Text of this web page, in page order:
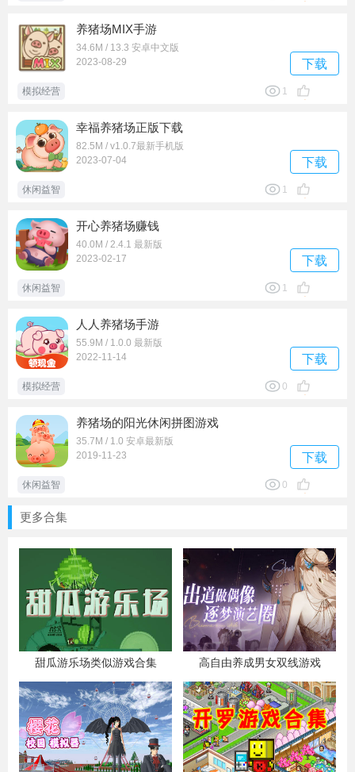
养猪场MIX手游
34.6M / 13.3 安卓中文版
2023-08-29
下载
模拟经营 1
幸福养猪场正版下载
82.5M / v1.0.7最新手机版
2023-07-04
下载
休闲益智 1
开心养猪场赚钱
40.0M / 2.4.1 最新版
2023-02-17
下载
休闲益智 1
人人养猪场手游
55.9M / 1.0.0 最新版
2022-11-14
下载
模拟经营 0
养猪场的阳光休闲拼图游戏
35.7M / 1.0 安卓最新版
2019-11-23
下载
休闲益智 0
更多合集
甜瓜游乐场类似游戏合集 高自由养成男女双线游戏